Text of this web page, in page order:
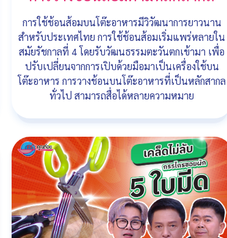
การใช้ช้อนส้อมบนโต๊ะอาหารมีวิวัฒนาการยาวนาน
สำหรับประเทศไทย การใช้ช้อนส้อมเริ่มแพร่หลายใน
สมัยรัชกาลที่ 4 โดยรับวัฒนธรรมตะวันตกเข้ามา เพื่อ
ปรับเปลี่ยนจากการเปิบด้วยมือมาเป็นเครื่องใช้บน
โต๊ะอาหาร การวางช้อนบนโต๊ะอาหารที่เป็นหลักสากล
ทั่วไป สามารถสื่อได้หลายความหมาย